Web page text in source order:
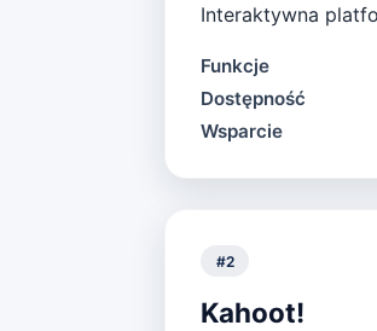
Interaktywna
Funkcje
Dostępność
Wsparcie
#2
Kahoot!